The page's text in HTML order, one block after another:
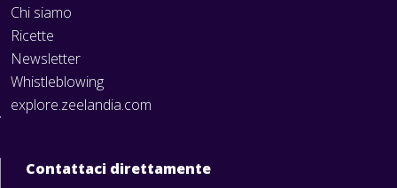
Chi siamo
Ricette
Newsletter
Whistleblowing
explore.zeelandia.com
Contattaci direttamente